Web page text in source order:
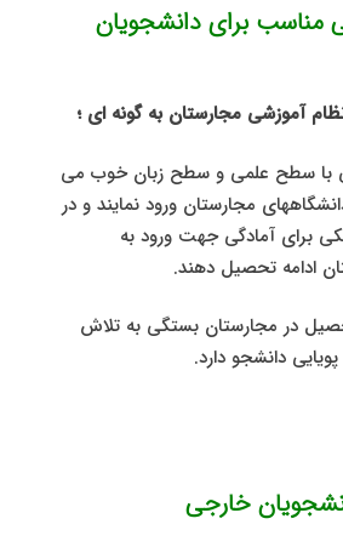
برای دانشجویان
آموزشی مجارستان به گونه ای ؛
با سطح علمی و سطح زبان خوب می
مجارستان ورود نمایند و در
برای آمادگی جهت ورود به
ادامه تحصیل دهند.
در مجارستان بستگی به تلاش
دانشجو دارد.
خارجی